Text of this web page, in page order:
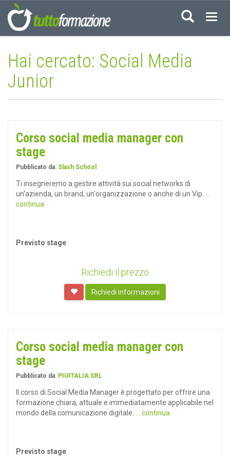
Hai cercato: Social Media
Junior
Corso social media manager con
stage
Pubblicato da: Slash School
Ti insegneremo a gestire attività sui social networks di
un'azienda, un brand, un'organizzazione o anche di un Vip.
continua
Previsto stage
Richiedi il prezzo
Richiedi informazioni
Corso social media manager con
stage
Pubblicato da: PIUITALIA SRL
Il corso di Social Media Manager è progettato per offrire una
formazione chiara, attuale e immediatamente applicabile nel
mondo della comunicazione digitale.
... continua
Previsto stage